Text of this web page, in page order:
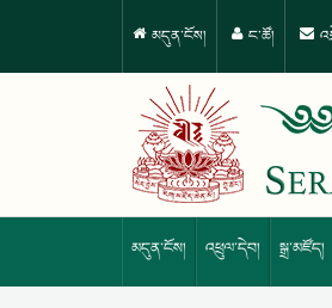
མདུན་ངོས། ང་ཚོ།
མདུན་ངོས། འཕྲུལ་དེབ། སྒྲ་མཛོད།